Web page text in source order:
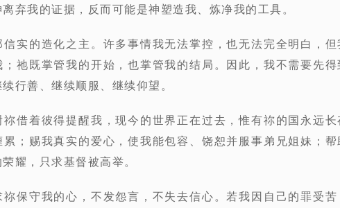
弃我的证据，反而可能是神塑造我、炼净我的工具。
实的造化之主。许多事情我无法掌控，也无法完全明白，
祂既掌管我的开始，也掌管我的结局。因此，我不需要先得
行善、继续顺服、继续仰望。
借着彼得提醒我，现今的世界正在过去，惟有祢的国永远
；赐我真实的爱心，使我能包容、饶恕并服事弟兄姐妹；
耀，只求基督被高举。
保守我的心，不发怨言，不失去信心。若我因自己的罪受